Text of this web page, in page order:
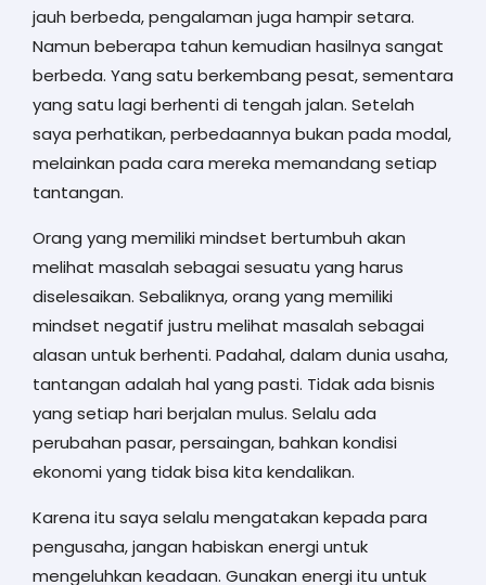
jauh berbeda, pengalaman juga hampir setara.
Namun beberapa tahun kemudian hasilnya sangat
berbeda. Yang satu berkembang pesat, sementara
yang satu lagi berhenti di tengah jalan. Setelah
saya perhatikan, perbedaannya bukan pada modal,
melainkan pada cara mereka memandang setiap
tantangan.
Orang yang memiliki mindset bertumbuh akan
melihat masalah sebagai sesuatu yang harus
diselesaikan. Sebaliknya, orang yang memiliki
mindset negatif justru melihat masalah sebagai
alasan untuk berhenti. Padahal, dalam dunia usaha,
tantangan adalah hal yang pasti. Tidak ada bisnis
yang setiap hari berjalan mulus. Selalu ada
perubahan pasar, persaingan, bahkan kondisi
ekonomi yang tidak bisa kita kendalikan.
Karena itu saya selalu mengatakan kepada para
pengusaha, jangan habiskan energi untuk
mengeluhkan keadaan. Gunakan energi itu untuk